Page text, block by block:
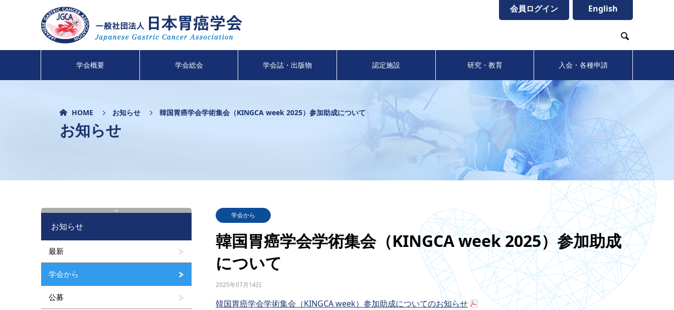
会員ログイン English

学会概要 学会総会 学会誌・出版物 認定施設 研究・教育 入会・各種申請
HOME お知らせ 韓国胃癌学会学術集会（KINGCA week 2025）参加助成について
お知らせ
学会から
韓国胃癌学会学術集会（KINGCA week 2025）参加助成
について
2025年07月14日
韓国胃癌学会学術集会（KINGCA week）参加助成についてのお知らせ
お知らせ
最新
学会から
公募